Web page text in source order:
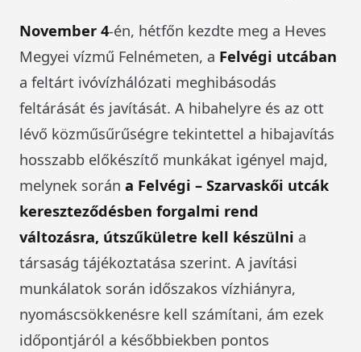
November 4-én, hétfőn kezdte meg a Heves
Megyei vízmű Felnémeten, a Felvégi utcában
a feltárt ivóvízhálózati meghibásodás
feltárását és javítását. A hibahelyre és az ott
lévő közműsűrűségre tekintettel a hibajavítás
hosszabb előkészítő munkákat igényel majd,
melynek során a Felvégi – Szarvaskői utcák
kereszteződésben forgalmi rend
változásra, útszűkületre kell készülni a
társaság tájékoztatása szerint. A javítási
munkálatok során időszakos vízhiányra,
nyomáscsökkenésre kell számítani, ám ezek
időpontjáról a későbbiekben pontos